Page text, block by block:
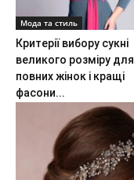
Мода та стиль
Критерії вибору сукні
великого розміру для
повних жінок і кращі
фасони...